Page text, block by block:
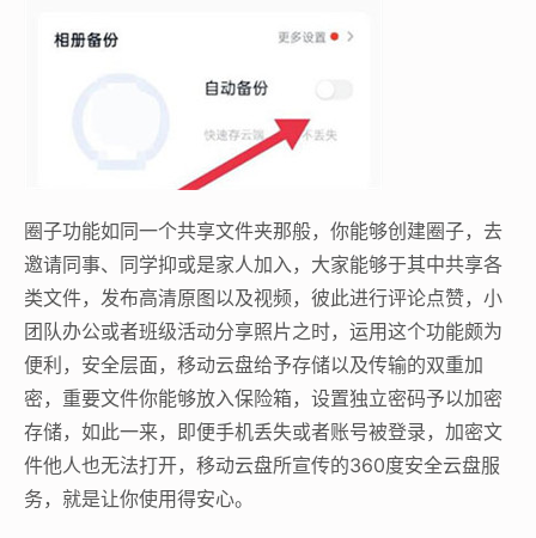
圈子功能如同一个共享文件夹那般，你能够创建圈子，去
邀请同事、同学抑或是家人加入，大家能够于其中共享各
类文件，发布高清原图以及视频，彼此进行评论点赞，小
团队办公或者班级活动分享照片之时，运用这个功能颇为
便利，安全层面，移动云盘给予存储以及传输的双重加
密，重要文件你能够放入保险箱，设置独立密码予以加密
存储，如此一来，即便手机丢失或者账号被登录，加密文
件他人也无法打开，移动云盘所宣传的360度安全云盘服
务，就是让你使用得安心。